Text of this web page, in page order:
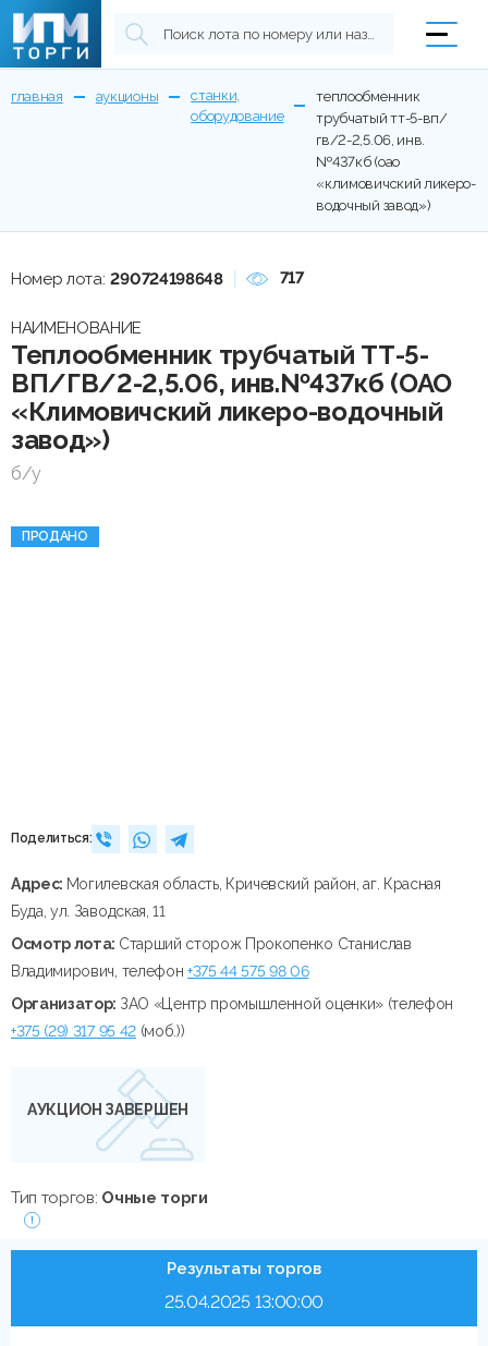
главная аукционы
станки,
оборудование
теплообменник
трубчатый тт-5-вп/
гв/2-2,5.06, инв.
№437кб (оао
«климовичский ликеро-
водочный завод»)
ПРОДАНО
Поделиться:
Номер лота: 290724198648 717
НАИМЕНОВАНИЕ
Теплообменник трубчатый ТТ-5-
ВП/ГВ/2-2,5.06, инв.№437кб (ОАО
«Климовичский ликеро-водочный
завод»)
б/у
Адрес: Могилевская область, Кричевский район, аг. Красная
Буда, ул. Заводская, 11
Осмотр лота: Старший сторож Прокопенко Станислав
Владимирович, телефон +375 44 575 98 06
Организатор: ЗАО «Центр промышленной оценки» (телефон
+375 (29) 317 95 42(моб.))
АУКЦИОН ЗАВЕРШЕН
Тип торгов: Очные торги
Результаты торгов
25.04.2025 13:00:00